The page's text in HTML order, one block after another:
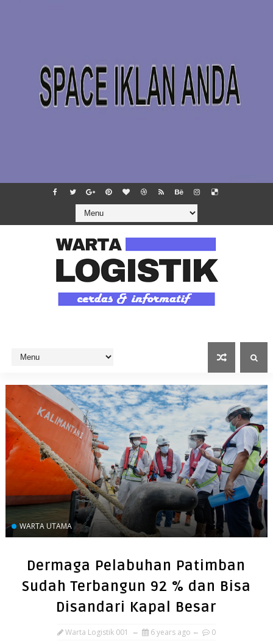
WARTA UTAMA
Dermaga Pelabuhan Patimban
Sudah Terbangun 92 % dan Bisa
Disandari Kapal Besar
Warta Logistik 001 6 years ago 0